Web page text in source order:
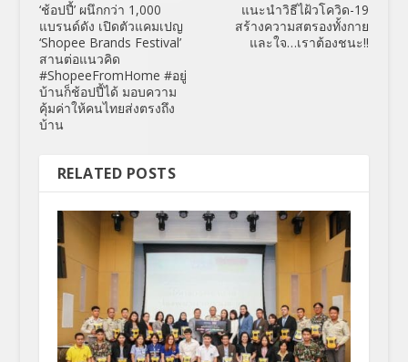
‘ช้อปปี้’ ผนึกกว่า 1,000
แบรนด์ดัง เปิดตัวแคมเปญ
‘Shopee Brands Festival’
สานต่อแนวคิด
#ShopeeFromHome #อยู่
บ้านก็ช้อปปี้ได้ มอบความ
คุ้มค่าให้คนไทยส่งตรงถึง
บ้าน
แนะนำวิธีไฝ้วโควิด-19
สร้างความสตรองทั้งกาย
และใจ…เราต้องชนะ!!
RELATED POSTS